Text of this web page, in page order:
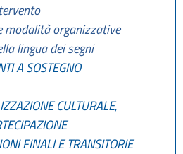
modalità organizzative
lingua dei segni
A SOSTEGNO
CULTURALE,
FINALI E TRANSITORIE